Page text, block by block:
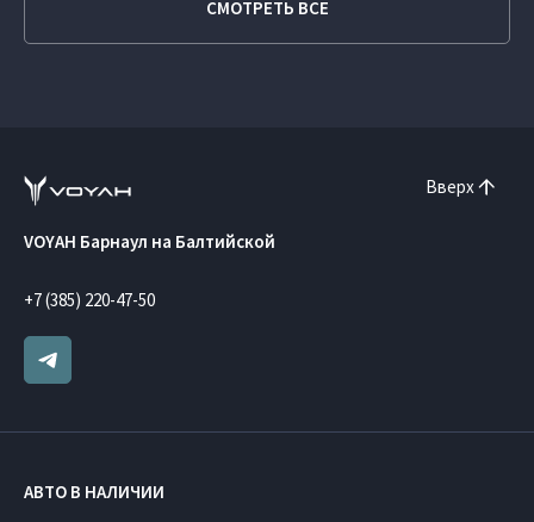
СМОТРЕТЬ ВСЕ
Вверх
VOYAH Барнаул на Балтийской
+7 (385) 220-47-50
АВТО В НАЛИЧИИ